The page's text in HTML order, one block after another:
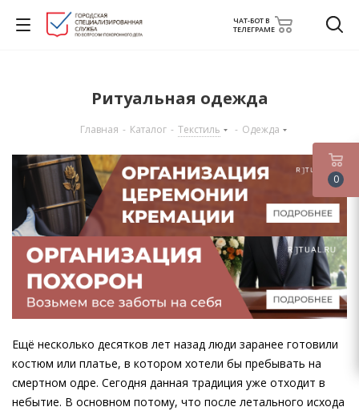
ЧАТ-БОТ В
ТЕЛЕГРАМЕ
Ритуальная одежда
Главная - Каталог - Текстиль - Одежда
Ещё несколько десятков лет назад люди заранее готовили
костюм или платье, в котором хотели бы пребывать на
смертном одре. Сегодня данная традиция уже отходит в
небытие. В основном потому, что после летального исхода
0